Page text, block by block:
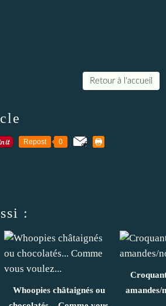
Retour à l'accueil
Repost 0
:
Whoopies châtaignés ou
amandes/